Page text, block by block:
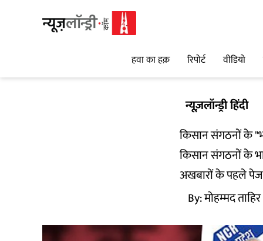
हवा का हक़ रिपोर्ट वीडियो
न्यूज़लॉन्ड्री हिंदी
किसान संगठनों के
किसान संगठनों के
अखबारों के पहले पेज
By:मोहम्मद